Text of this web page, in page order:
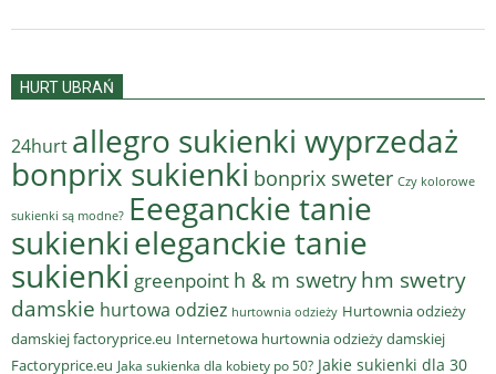
HURT UBRAŃ
24hurt allegro sukienki wyprzedaż
bonprix sukienki bonprix sweter Czy kolorowe
sukienki są modne? Eeeganckie tanie
sukienkieleganckie tanie
sukienki greenpoint h & m swetry hm swetry
damskie hurtowa odziez hurtownia odzieży Hurtownia odzieży
damskiej factoryprice.eu Internetowa hurtownia odzieży damskiej
Factoryprice.eu Jaka sukienka dla kobiety po 50? Jakie sukienki dla 30